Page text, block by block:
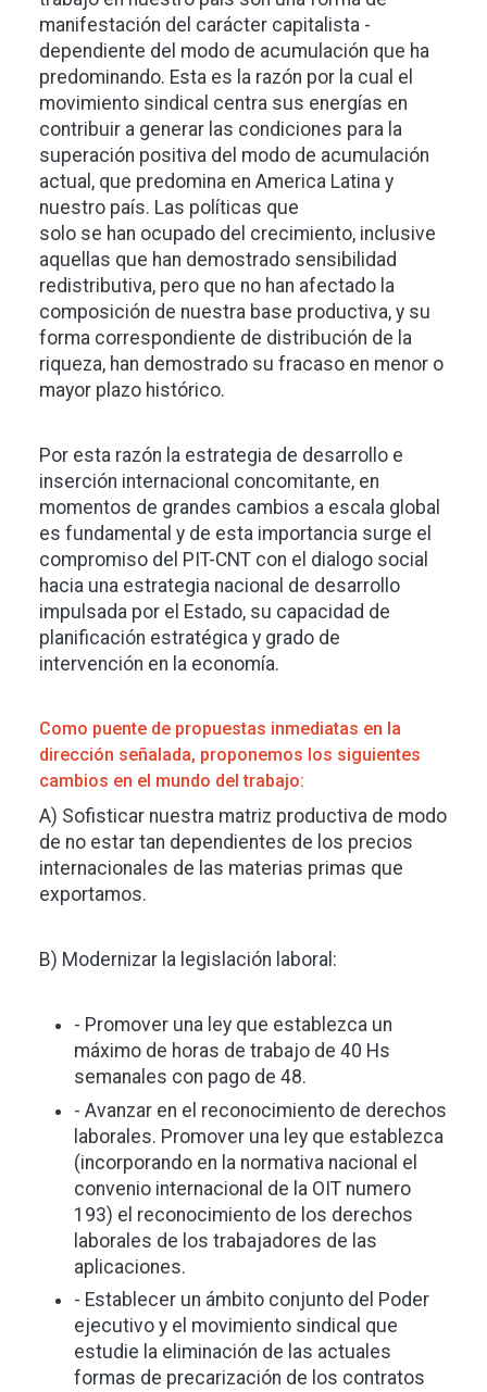
manifestación del carácter capitalista -
dependiente del modo de acumulación que ha
predominando. Esta es la razón por la cual el
movimiento sindical centra sus energías en
contribuir a generar las condiciones para la
superación positiva del modo de acumulación
actual, que predomina en America Latina y
nuestro país. Las políticas que
solo se han ocupado del crecimiento, inclusive
aquellas que han demostrado sensibilidad
redistributiva, pero que no han afectado la
composición de nuestra base productiva, y su
forma correspondiente de distribución de la
riqueza, han demostrado su fracaso en menor o
mayor plazo histórico.
Por esta razón la estrategia de desarrollo e
inserción internacional concomitante, en
momentos de grandes cambios a escala global
es fundamental y de esta importancia surge el
compromiso del PIT-CNT con el dialogo social
hacia una estrategia nacional de desarrollo
impulsada por el Estado, su capacidad de
planificación estratégica y grado de
intervención en la economía.
Como puente de propuestas inmediatas en la
dirección señalada, proponemos los siguientes
cambios en el mundo del trabajo:
A) Sofisticar nuestra matriz productiva de modo
de no estar tan dependientes de los precios
internacionales de las materias primas que
exportamos.
B) Modernizar la legislación laboral:
- Promover una ley que establezca un
máximo de horas de trabajo de 40 Hs
semanales con pago de 48.
- Avanzar en el reconocimiento de derechos
laborales. Promover una ley que establezca
(incorporando en la normativa nacional el
convenio internacional de la OIT numero
193) el reconocimiento de los derechos
laborales de los trabajadores de las
aplicaciones.
- Establecer un ámbito conjunto del Poder
ejecutivo y el movimiento sindical que
estudie la eliminación de las actuales
formas de precarización de los contratos